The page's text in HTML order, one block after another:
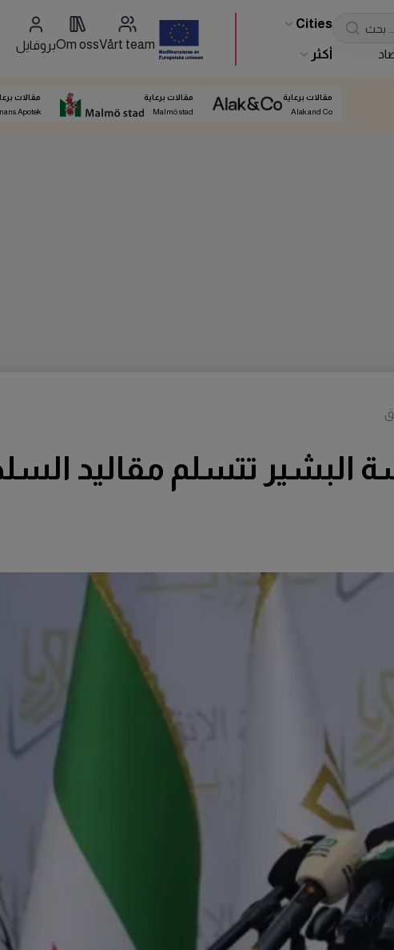
Cities
أكثر
Vårt team
Om ossبروفايل
مقالات برعاية
Alak and Co
مقالات برعاية
Malmö stad
مقالات
Apotek
البشير تتسلم مقاليد